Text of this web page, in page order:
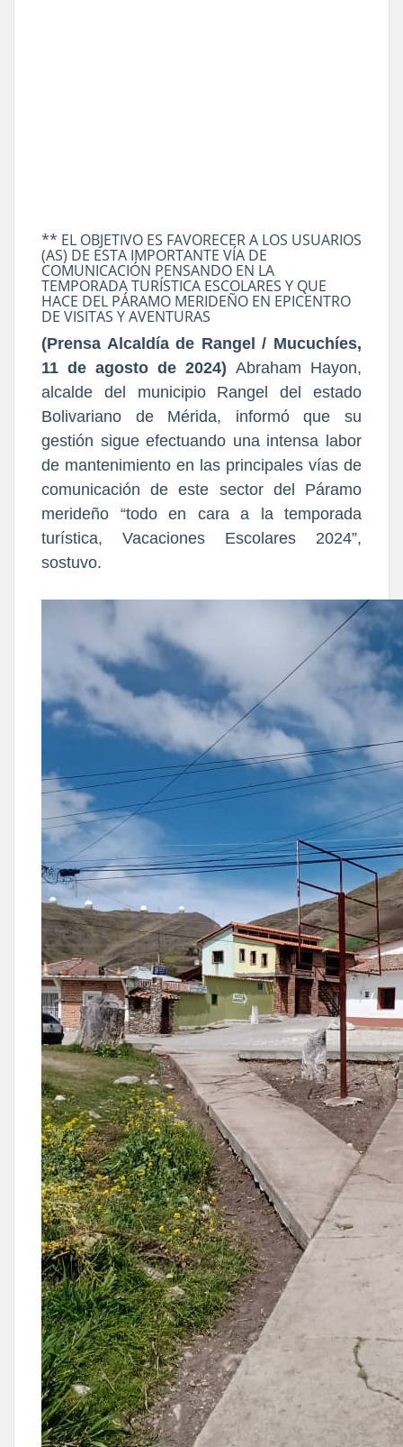
** EL OBJETIVO ES FAVORECER A LOS USUARIOS
(AS) DE ESTA IMPORTANTE VÍA DE
COMUNICACIÓN PENSANDO EN LA
TEMPORADA TURÍSTICA ESCOLARES Y QUE
HACE DEL PÁRAMO MERIDEÑO EN EPICENTRO
DE VISITAS Y AVENTURAS
(Prensa Alcaldía de Rangel / Mucuchíes,
11 de agosto de 2024) Abraham Hayon,
alcalde del municipio Rangel del estado
Bolivariano de Mérida, informó que su
gestión sigue efectuando una intensa labor
de mantenimiento en las principales vías de
comunicación de este sector del Páramo
merideño “todo en cara a la temporada
turística, Vacaciones Escolares 2024”,
sostuvo.